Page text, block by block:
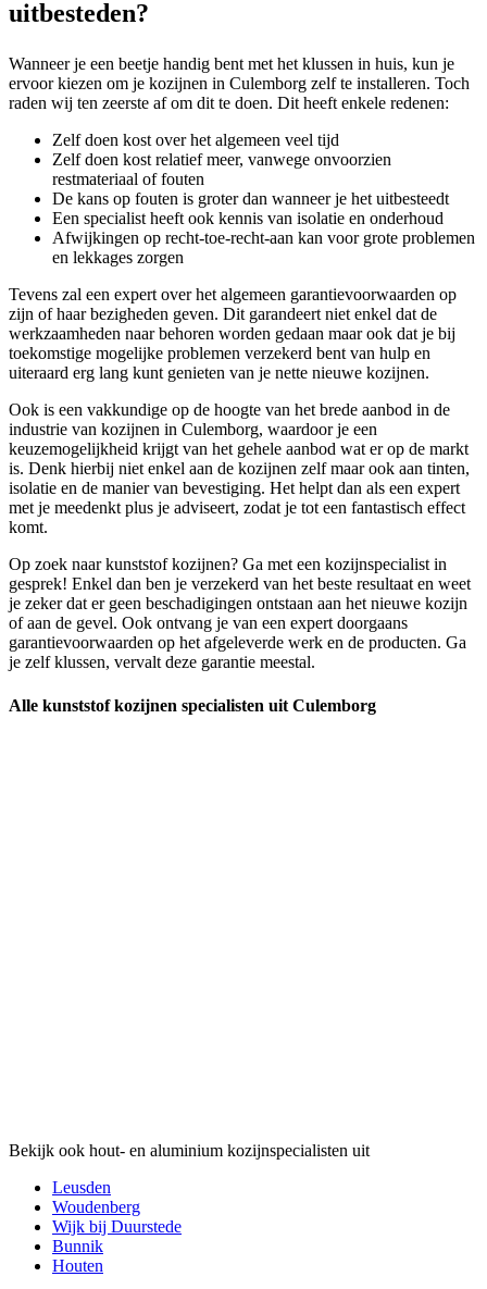
uitbesteden?
Wanneer je een beetje handig bent met het klussen in huis, kun je
ervoor kiezen om je kozijnen in Culemborg zelf te installeren. Toch
raden wij ten zeerste af om dit te doen. Dit heeft enkele redenen:
Zelf doen kost over het algemeen veel tijd
Zelf doen kost relatief meer, vanwege onvoorzien
restmateriaal of fouten
De kans op fouten is groter dan wanneer je het uitbesteedt
Een specialist heeft ook kennis van isolatie en onderhoud
Afwijkingen op recht-toe-recht-aan kan voor grote problemen
en lekkages zorgen
Tevens zal een expert over het algemeen garantievoorwaarden op
zijn of haar bezigheden geven. Dit garandeert niet enkel dat de
werkzaamheden naar behoren worden gedaan maar ook dat je bij
toekomstige mogelijke problemen verzekerd bent van hulp en
uiteraard erg lang kunt genieten van je nette nieuwe kozijnen.
Ook is een vakkundige op de hoogte van het brede aanbod in de
industrie van kozijnen in Culemborg, waardoor je een
keuzemogelijkheid krijgt van het gehele aanbod wat er op de markt
is. Denk hierbij niet enkel aan de kozijnen zelf maar ook aan tinten,
isolatie en de manier van bevestiging. Het helpt dan als een expert
met je meedenkt plus je adviseert, zodat je tot een fantastisch effect
komt.
Op zoek naar kunststof kozijnen? Ga met een kozijnspecialist in
gesprek! Enkel dan ben je verzekerd van het beste resultaat en weet
je zeker dat er geen beschadigingen ontstaan aan het nieuwe kozijn
of aan de gevel. Ook ontvang je van een expert doorgaans
garantievoorwaarden op het afgeleverde werk en de producten. Ga
je zelf klussen, vervalt deze garantie meestal.
Alle kunststof kozijnen specialisten uit Culemborg
Bekijk ook hout- en aluminium kozijnspecialisten uit
Leusden
Woudenberg
Wijk bij Duurstede
Bunnik
Houten